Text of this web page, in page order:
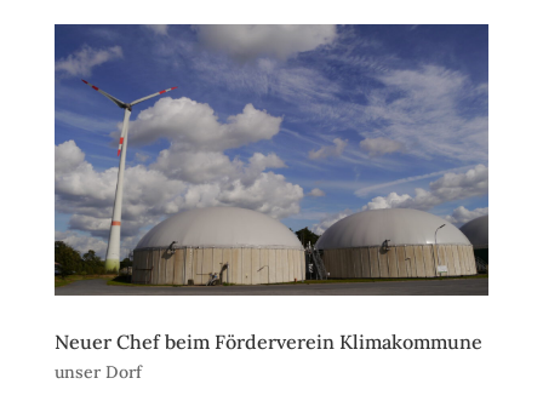
Neuer Chef beim Förderverein Klimakommune
unser Dorf